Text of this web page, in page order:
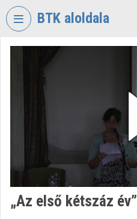
Skip header
BTK aloldala
VIDEO
RESEARCH
HUMANTITIES
Organization home
„Az első kétszáz év”